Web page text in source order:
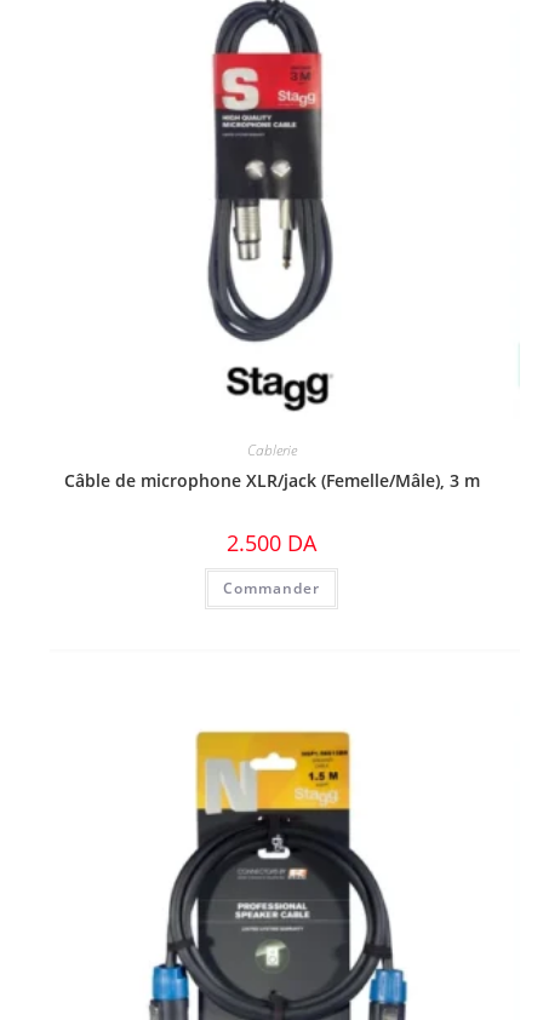
Cablerie
Câble de microphone XLR/jack (Femelle/Mâle), 3 m
2.500 DA
Commander